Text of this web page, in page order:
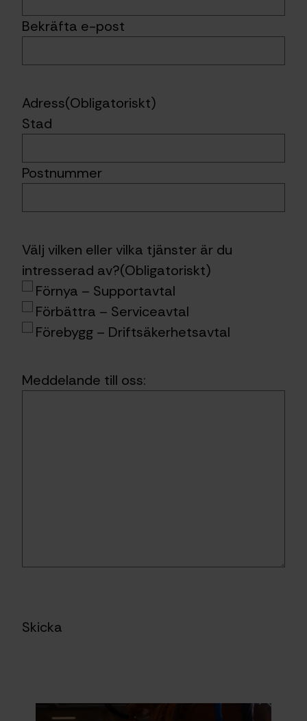
Bekräfta e-post
Adress(Obligatoriskt)
Stad
Postnummer
Välj vilken eller vilka tjänster är du
intresserad av?(Obligatoriskt)
Förnya – Supportavtal
Förbättra – Serviceavtal
Förebygg – Driftsäkerhetsavtal
Meddelande till oss:
Skicka